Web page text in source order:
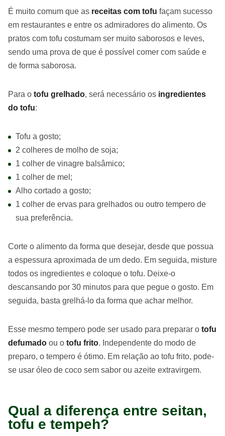
É muito comum que as receitas com tofu façam sucesso
em restaurantes e entre os admiradores do alimento. Os
pratos com tofu costumam ser muito saborosos e leves,
sendo uma prova de que é possível comer com saúde e
de forma saborosa.
Para o tofu grelhado, será necessário os ingredientes
do tofu:
Tofu a gosto;
2 colheres de molho de soja;
1 colher de vinagre balsâmico;
1 colher de mel;
Alho cortado a gosto;
1 colher de ervas para grelhados ou outro tempero de
sua preferência.
Corte o alimento da forma que desejar, desde que possua
a espessura aproximada de um dedo. Em seguida, misture
todos os ingredientes e coloque o tofu. Deixe-o
descansando por 30 minutos para que pegue o gosto. Em
seguida, basta grelhá-lo da forma que achar melhor.
Esse mesmo tempero pode ser usado para preparar o tofu
defumado ou o tofu frito. Independente do modo de
preparo, o tempero é ótimo. Em relação ao tofu frito, pode-
se usar óleo de coco sem sabor ou azeite extravirgem.
Qual a diferença entre seitan,
tofu e tempeh?